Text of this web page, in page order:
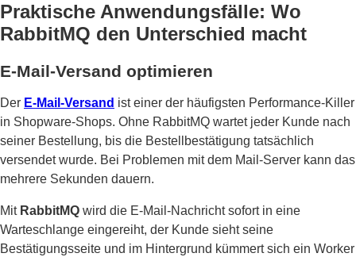
Praktische Anwendungsfälle: Wo
RabbitMQ den Unterschied macht
E-Mail-Versand optimieren
Der E-Mail-Versand ist einer der häufigsten Performance-Killer
in Shopware-Shops. Ohne RabbitMQ wartet jeder Kunde nach
seiner Bestellung, bis die Bestellbestätigung tatsächlich
versendet wurde. Bei Problemen mit dem Mail-Server kann das
mehrere Sekunden dauern.
Mit RabbitMQ wird die E-Mail-Nachricht sofort in eine
Warteschlange eingereiht, der Kunde sieht seine
Bestätigungsseite und im Hintergrund kümmert sich ein Worker